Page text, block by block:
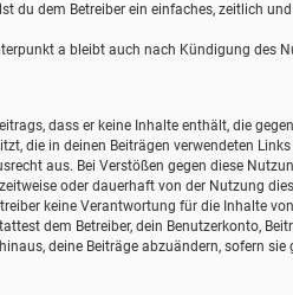
du dem Betreiber ein einfaches, zeitlich
a bleibt auch nach Kündigung des
dass er keine Inhalte enthält, die
die in deinen Beiträgen verwendeten
aus. Bei Verstößen gegen diese
oder dauerhaft von der Nutzung
keine Verantwortung für die Inhalte
dem Betreiber, dein Benutzerkonto,
deine Beiträge abzuändern, sofern